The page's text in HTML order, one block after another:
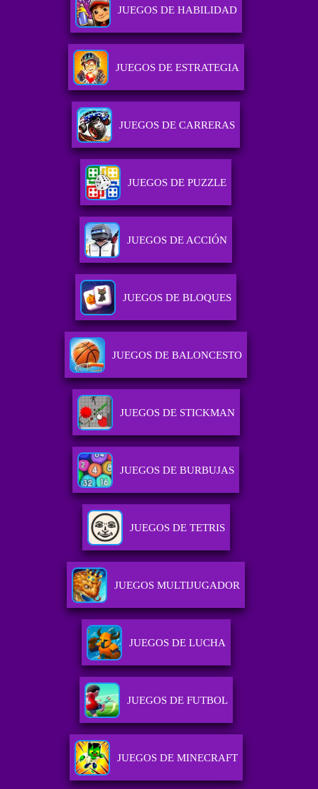
JUEGOS DE HABILIDAD
JUEGOS DE ESTRATEGIA
JUEGOS DE CARRERAS
JUEGOS DE PUZZLE
JUEGOS DE ACCIÓN
JUEGOS DE BLOQUES
JUEGOS DE BALONCESTO
JUEGOS DE STICKMAN
JUEGOS DE BURBUJAS
JUEGOS DE TETRIS
JUEGOS MULTIJUGADOR
JUEGOS DE LUCHA
JUEGOS DE FUTBOL
JUEGOS DE MINECRAFT